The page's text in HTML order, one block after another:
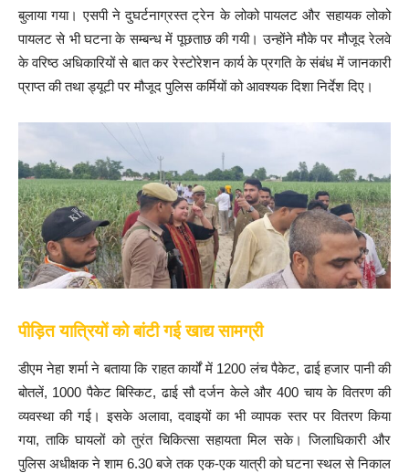
बुलाया गया। एसपी ने दुघर्टनाग्रस्त ट्रेन के लोको पायलट और सहायक लोको
पायलट से भी घटना के सम्बन्ध में पूछताछ की गयी। उन्होंने मौके पर मौजूद रेलवे
के वरिष्ठ अधिकारियों से बात कर रेस्टोरेशन कार्य के प्रगति के संबंध में जानकारी
प्राप्त की तथा ड्यूटी पर मौजूद पुलिस कर्मियों को आवश्यक दिशा निर्देश दिए।
पीड़ित यात्रियों को बांटी गई खाद्य सामग्री
डीएम नेहा शर्मा ने बताया कि राहत कार्यों में 1200 लंच पैकेट, ढाई हजार पानी की
बोतलें, 1000 पैकेट बिस्किट, ढाई सौ दर्जन केले और 400 चाय के वितरण की
व्यवस्था की गई। इसके अलावा, दवाइयों का भी व्यापक स्तर पर वितरण किया
गया, ताकि घायलों को तुरंत चिकित्सा सहायता मिल सके। जिलाधिकारी और
पुलिस अधीक्षक ने शाम 6.30 बजे तक एक-एक यात्री को घटना स्थल से निकाल